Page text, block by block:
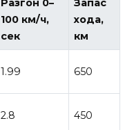
Разгон 0–
100 км/ч,
сек
Запас
хода,
км
1.99 650
2.8 450